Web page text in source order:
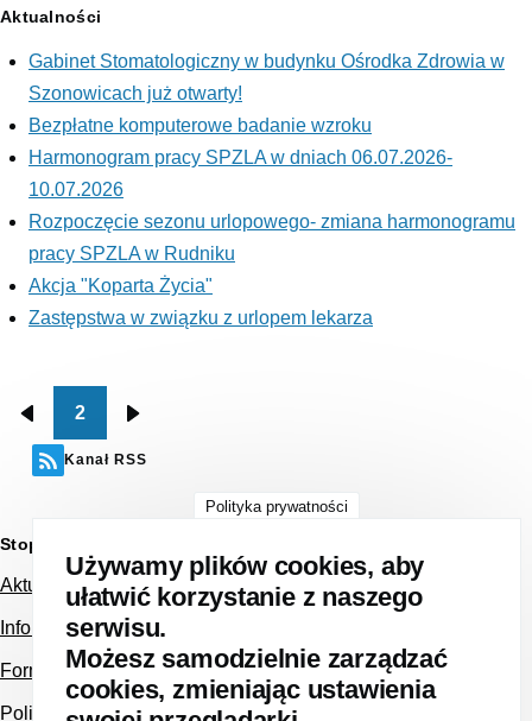
theme
font
100%
font
size
to
125%
size
to
150%
Aktualności
Gabinet Stomatologiczny w budynku Ośrodka Zdrowia w
Szonowicach już otwarty!
Bezpłatne komputerowe badanie wzroku
Harmonogram pracy SPZLA w dniach 06.07.2026-
10.07.2026
Rozpoczęcie sezonu urlopowego- zmiana harmonogramu
pracy SPZLA w Rudniku
Akcja "Koparta Życia"
Zastępstwa w związku z urlopem lekarza
Stronicowanie
Poprzednia
strona
2
strona
Kanał RSS
Stopka strony
Aktualności
Informacja dla Pacjenta NFZ
Formularz kontaktowy
Polityka prywatności
Polityka prywatności
Używamy plików cookies, aby
ułatwić korzystanie z naszego
serwisu.
Możesz samodzielnie zarządzać
cookies, zmieniając ustawienia